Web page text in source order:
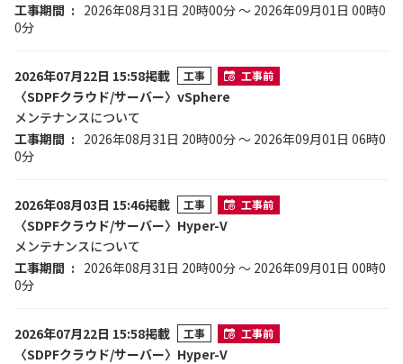
工事期間
2026年08月31日 20時00分 ～ 2026年09月01日 00時0
0分
2026年07月22日 15:58掲載 工事 工事前
〈SDPFクラウド/サーバー〉vSphere
メンテナンスについて
工事期間
2026年08月31日 20時00分 ～ 2026年09月01日 06時0
0分
2026年08月03日 15:46掲載 工事 工事前
〈SDPFクラウド/サーバー〉Hyper-V
メンテナンスについて
工事期間
2026年08月31日 20時00分 ～ 2026年09月01日 00時0
0分
2026年07月22日 15:58掲載 工事 工事前
〈SDPFクラウド/サーバー〉Hyper-V